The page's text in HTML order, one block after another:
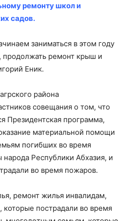
ремонту школ и
садов.
заниматься в этом году
продолжать ремонт крыш и
Еник.
района
совещания о том, что
Президентская программа,
материальной помощи
погибших во время
Республики Абхазия, и
во время пожаров.
ремонт жилья инвалидам,
пострадали во время